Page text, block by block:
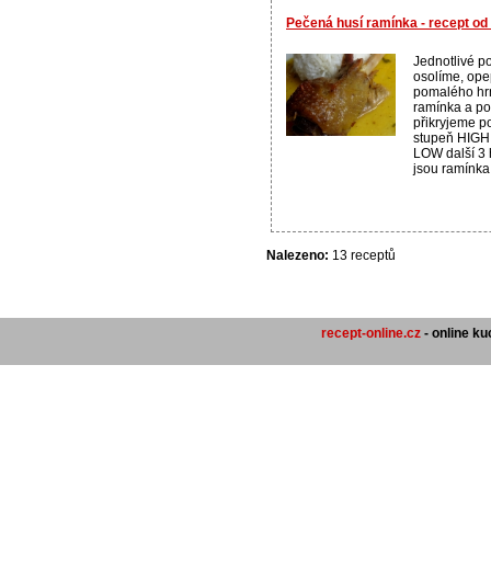
Pečená husí ramínka - recept
Jednotlivé
osolíme,
pomalého
ramínka a
přikryjeme
stupeň
LOW další
jsou ramínka
Nalezeno: 13 receptů
recept-online.cz - online